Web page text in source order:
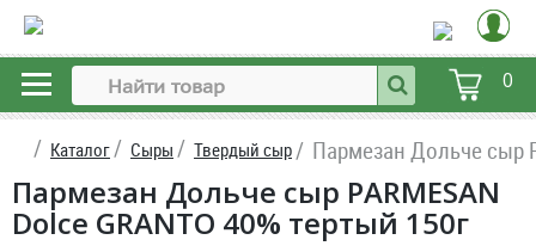
0
Каталог Сыры Твердый сыр Пармезан Дольче сыр
Пармезан Дольче сыр PARMESAN
Dolce GRANTO 40% тертый 150г